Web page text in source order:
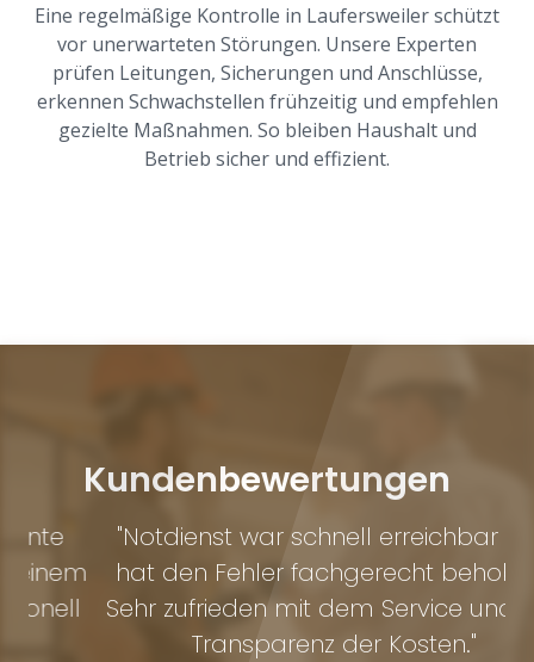
Eine regelmäßige Kontrolle in Laufersweiler schützt
vor unerwarteten Störungen. Unsere Experten
prüfen Leitungen, Sicherungen und Anschlüsse,
erkennen Schwachstellen frühzeitig und empfehlen
gezielte Maßnahmen. So bleiben Haushalt und
Betrieb sicher und effizient.
Kundenbewertungen
"Notdienst war schnell erreichbar und
hat den Fehler fachgerecht behoben.
Sehr zufrieden mit dem Service und der
Transparenz der Kosten."